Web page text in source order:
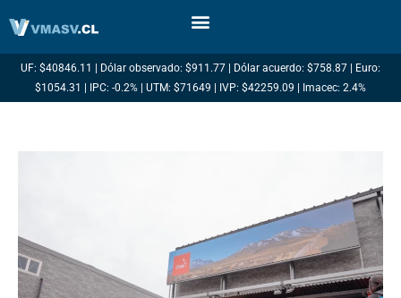
UF: $40846.11 | Dólar observado: $911.77 | Dólar acuerdo: $758.87 | Euro:
$1054.31 | IPC: -0.2% | UTM: $71649 | IVP: $42259.09 | Imacec: 2.4%